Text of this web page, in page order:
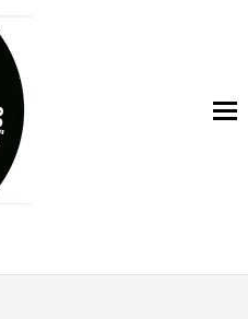
DIRECTOR TEATRAL CLAUDIO
LA KATARSIS DEL TOMATAZO
EN #EXVITA
[BITÁCORA 3.0] EN EXVITA
EN EXVITA [RELATIVA
INTERPRETANDO A SERRAT